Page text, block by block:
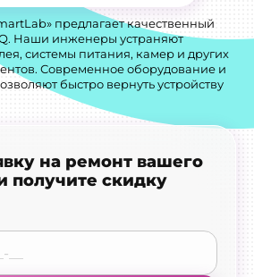
предлагает качественный
Наши инженеры устраняют
системы питания, камер и других
Современное оборудование и
быстро вернуть устройству
на ремонт вашего
получите скидку